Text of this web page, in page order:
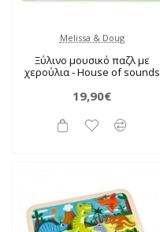
Melissa & Doug
Ξύλινο μουσικό παζλ με
χερούλια - House of sounds
19,90€